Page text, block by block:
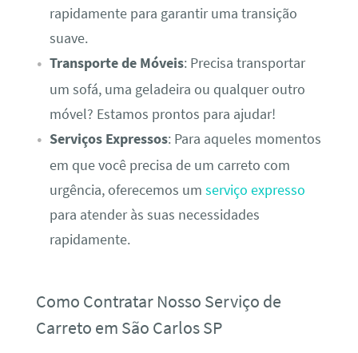
rapidamente para garantir uma transição
suave.
Transporte de Móveis: Precisa transportar
um sofá, uma geladeira ou qualquer outro
móvel? Estamos prontos para ajudar!
Serviços Expressos: Para aqueles momentos
em que você precisa de um carreto com
urgência, oferecemos um serviço expresso
para atender às suas necessidades
rapidamente.
Como Contratar Nosso Serviço de
Carreto em São Carlos SP